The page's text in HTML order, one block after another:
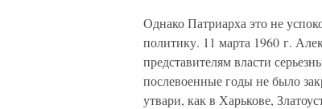
Однако Патриарха это не
политику. 11 марта 1960 г.
представителям власти
послевоенные годы не было
утвари, как в Харькове,